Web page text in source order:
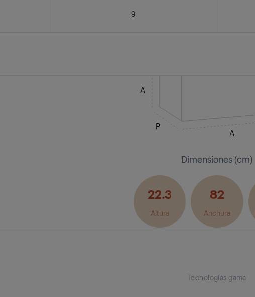
9
A
P
A
Dimensiones (cm)
22.3
Altura
82
Anchura
Tecnologías gama